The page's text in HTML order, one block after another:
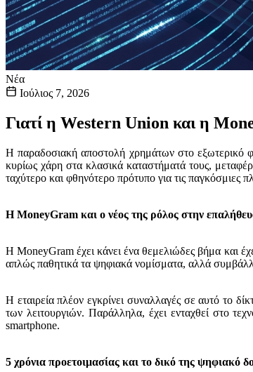
Νέα
Ιούλιος 7, 2026
Γιατί η Western Union και η
Η παραδοσιακή αποστολή χρημάτων στο εξωτερικό
κυρίως χάρη στα κλασικά καταστήματά τους,
ταχύτερο και φθηνότερο πρότυπο για τις παγκόσμιες
Η MoneyGram και ο νέος της ρόλος στην
Η MoneyGram έχει κάνει ένα θεμελιώδες βήμα και
απλώς παθητικά τα ψηφιακά νομίσματα, αλλά
Η εταιρεία πλέον εγκρίνει συναλλαγές σε αυτό το
των λειτουργιών. Παράλληλα, έχει ενταχθεί στο
smartphone.
5 χρόνια προετοιμασίας και το δικό της ψηφιακό